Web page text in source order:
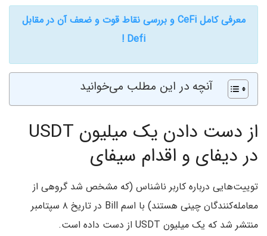
معرفی کامل CeFi و بررسی نقاط قوت و ضعف آن در مقابل
Defi !
آنچه در این مطلب می‌خوانید
از دست دادن یک میلیون USDT
در دیفای و اقدام سیفای
توییت‌هایی درباره کاربر ناشناس (که مشخص شد گروهی از
معامله‌کنندگان چینی هستند) با اسم Bill در تاریخ ۸ سپتامبر
منتشر شد که یک میلیون USDT از دست داده است.